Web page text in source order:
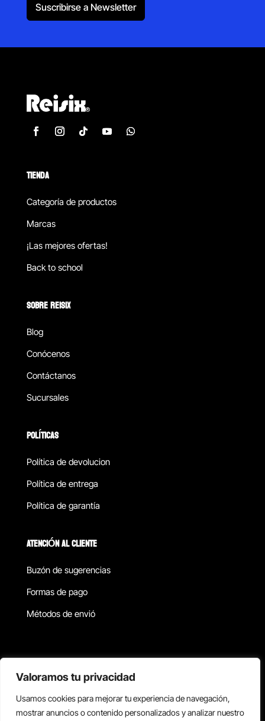
Valoramos tu privacidad
Usamos cookies para mejorar tu experiencia de navegación,
mostrar anuncios o contenido personalizados y analizar nuestro
Suscribirse a Newsletter
TIENDA
Categoría de productos
Marcas
¡Las mejores ofertas!
Back to school
SOBRE REISIX
Blog
Conócenos
Contáctanos
Sucursales
POLÍTICAS
Política de devolucion
Política de entrega
Política de garantía
ATENCIÓN AL CLIENTE
Buzón de sugerencias
Formas de pago
Métodos de envió
Copyright © 2026 Reisix. Todos los derechos reservados.